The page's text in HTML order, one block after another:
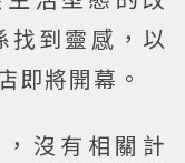
找到靈感，以
即將開幕。
沒有相關計